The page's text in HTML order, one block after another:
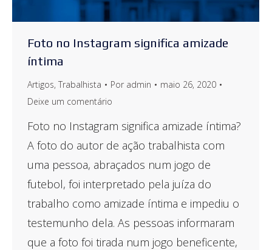
Foto no Instagram significa amizade
íntima
Artigos, Trabalhista Por admin
maio 26, 2020
Deixe um comentário
Foto no Instagram significa amizade íntima?
A foto do autor de ação trabalhista com
uma pessoa, abraçados num jogo de
futebol, foi interpretado pela juíza do
trabalho como amizade íntima e impediu o
testemunho dela. As pessoas informaram
que a foto foi tirada num jogo beneficente,